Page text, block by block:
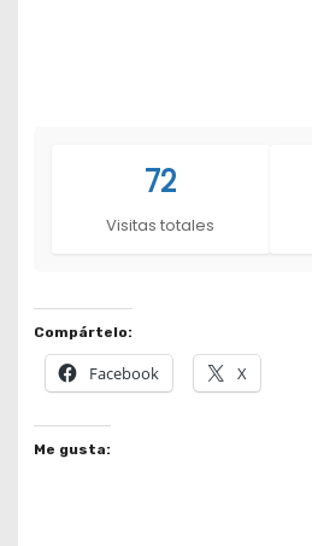
72
Visitas totales
Compártelo:
Facebook X
Me gusta: